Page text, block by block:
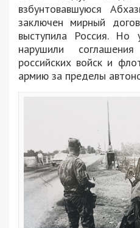
взбунтовавшуюся
заключен мирный
выступила Россия. Но
нарушили
российских войск и
армию за пределы